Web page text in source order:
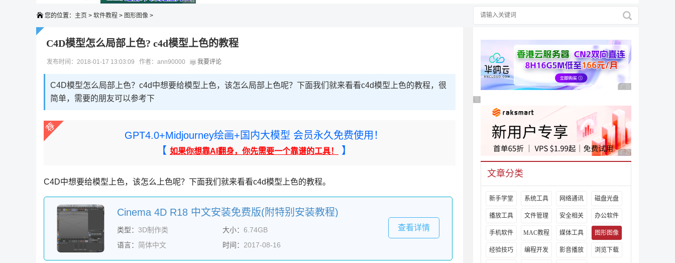
您的位置： 主页 > 软件教程 > 图形图像 >
C4D模型怎么局部上色? c4d模型上色的教程
发布时间：2018-01-17 13:03:09 作者：ann90000 我要评论
C4D模型怎么局部上色？c4d中想要给模型上色，该怎么局部上色呢？下面我们就来看看c4d模型上色的教程，很
简单，需要的朋友可以参考下
GPT4.0+Midjourney绘画+国内大模型 会员永久免费使用！
【 如果你想靠AI翻身，你先需要一个靠谱的工具！ 】
C4D中想要给模型上色，该怎么上色呢？下面我们就来看看c4d模型上色的教程。
Cinema 4D R18 中文安装免费版(附特别安装教程)
类型： 3D制作类 大小： 6.74GB
语言： 简体中文 时间： 2017-08-16
查看详情
广告 商业广告，理性
广告 商业广告，理性选择
广告 商业广告，理性
文章分类
新手学堂 系统工具 网络通讯 磁盘光盘
播放工具 文件管理 安全相关 办公软件
手机软件 MAC教程 媒体工具 图形图像
经验技巧 编程开发 影音播放 浏览下载